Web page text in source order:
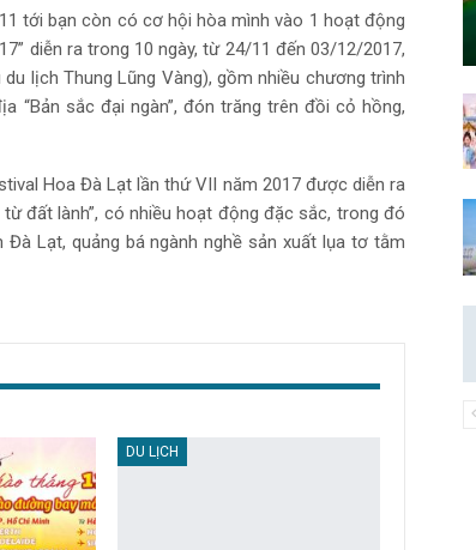
tới bạn còn có cơ hội hòa mình vào 1 hoạt động
diễn ra trong 10 ngày, từ 24/11 đến 03/12/2017,
lịch Thung Lũng Vàng), gồm nhiều chương trình
“Bản sắc đại ngàn”, đón trăng trên đồi cỏ hồng,
Hoa Đà Lạt lần thứ VII năm 2017 được diễn ra
đất lành”, có nhiều hoạt động đặc sắc, trong đó
Lạt, quảng bá ngành nghề sản xuất lụa tơ tằm
DU LỊCH